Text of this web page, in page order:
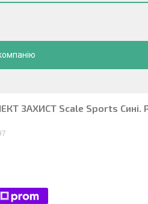
ЗАХИСТ Scale Sports Сині.